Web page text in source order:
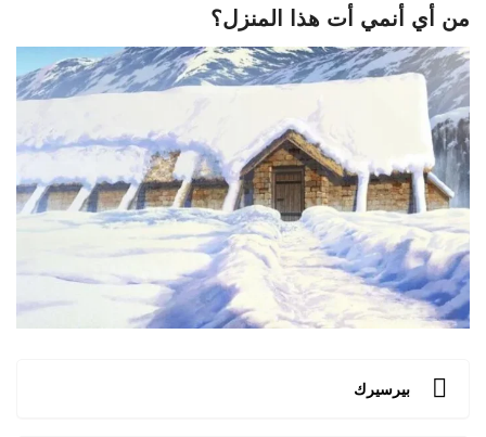
من أي أنمي أت هذا المنزل؟
بيرسيرك